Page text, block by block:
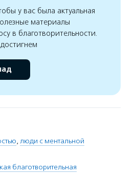
у вас была актуальная
материалы
в благотворительности.
, люди с ментальной
благотворительная